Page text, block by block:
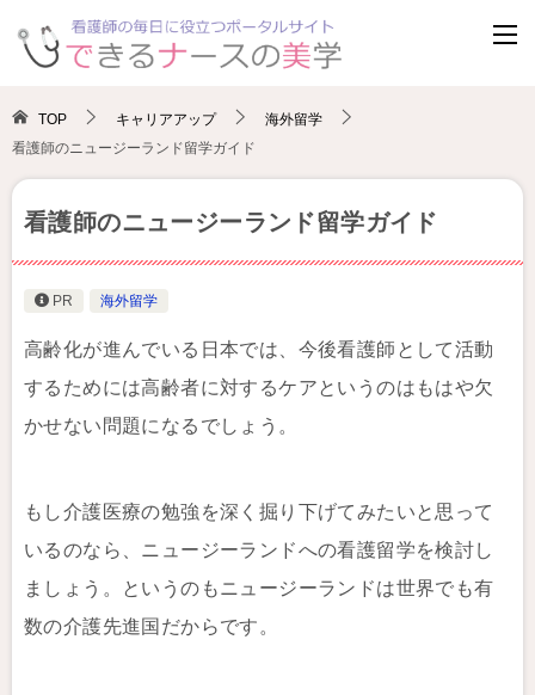
TOP キャリアアップ
海外留学
看護師のニュージーランド留学ガイド
看護師のニュージーランド留学ガイド
PR 海外留学
高齢化が進んでいる日本では、今後看護師として活動
するためには高齢者に対するケアというのはもはや欠
かせない問題になるでしょう。
もし介護医療の勉強を深く掘り下げてみたいと思って
いるのなら、ニュージーランドへの看護留学を検討し
ましょう。というのもニュージーランドは世界でも有
数の介護先進国だからです。